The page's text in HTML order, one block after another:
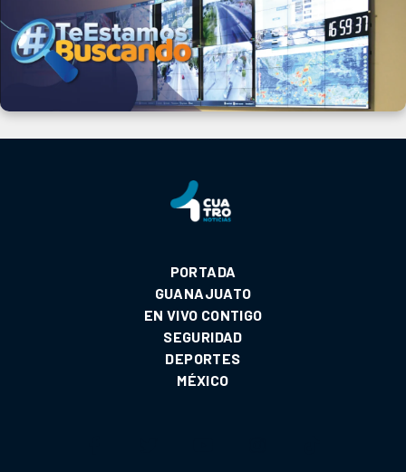
PORTADA
GUANAJUATO
EN VIVO CONTIGO
SEGURIDAD
DEPORTES
MÉXICO